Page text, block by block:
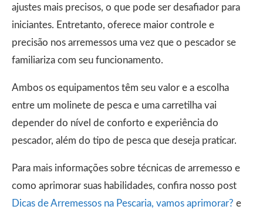
ajustes mais precisos, o que pode ser desafiador para
iniciantes. Entretanto, oferece maior controle e
precisão nos arremessos uma vez que o pescador se
familiariza com seu funcionamento.
Ambos os equipamentos têm seu valor e a escolha
entre um molinete de pesca e uma carretilha vai
depender do nível de conforto e experiência do
pescador, além do tipo de pesca que deseja praticar.
Para mais informações sobre técnicas de arremesso e
como aprimorar suas habilidades, confira nosso post
Dicas de Arremessos na Pescaria, vamos aprimorar? e